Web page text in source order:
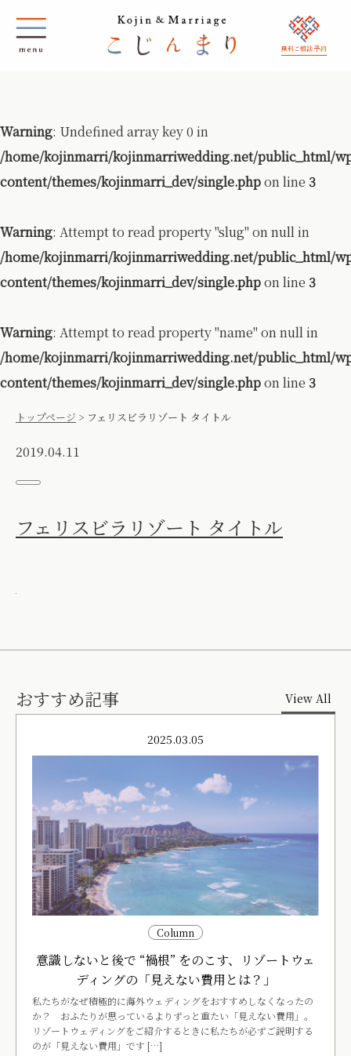
無料ご相談 予約
Warning: Undefined array key 0 in
/home/kojinmarri/kojinmarriwedding.net/public_html/
content/themes/kojinmarri_dev/single.phpon line 3
Warning: Attempt to read property "slug" on null in
/home/kojinmarri/kojinmarriwedding.net/public_html/
content/themes/kojinmarri_dev/single.phpon line 3
Warning: Attempt to read property "name" on null in
/home/kojinmarri/kojinmarriwedding.net/public_html/
content/themes/kojinmarri_dev/single.phpon line 3
トップページ > フェリスビラリゾート タイトル
2019.04.11
フェリスビラリゾート タイトル
おすすめ記事 View All
2025.03.05
Column
意識しないと後で “禍根” をのこす、リゾートウェ
ディングの「見えない費用とは？」
私たちがなぜ積極的に海外ウェディングをおすすめしなくなったの
か？ おふたりが思っているよりずっと重たい「見えない費用」。
リゾートウェディングをご紹介するときに私たちが必ずご説明する
のが「見えない費用」です […]